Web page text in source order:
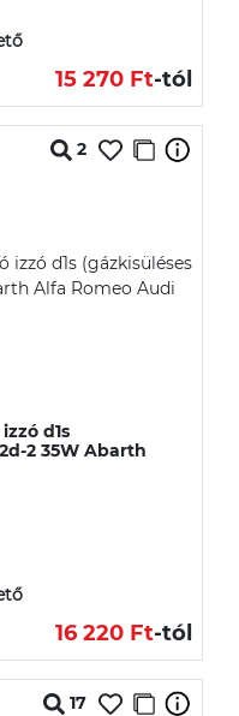
15 270 Ft-tól
2
d1s
2 35W Abarth
16 220 Ft-tól
17